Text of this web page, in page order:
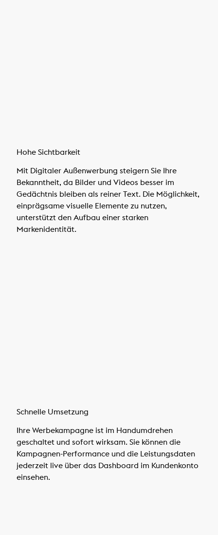
Hohe Sichtbarkeit
Mit Digitaler Außenwerbung steigern Sie Ihre
Bekanntheit, da Bilder und Videos besser im
Gedächtnis bleiben als reiner Text. Die Möglichkeit,
einprägsame visuelle Elemente zu nutzen,
unterstützt den Aufbau einer starken
Markenidentität.
Schnelle Umsetzung
Ihre Werbekampagne ist im Handumdrehen
geschaltet und sofort wirksam. Sie können die
Kampagnen-Performance und die Leistungsdaten
jederzeit live über das Dashboard im Kundenkonto
einsehen.